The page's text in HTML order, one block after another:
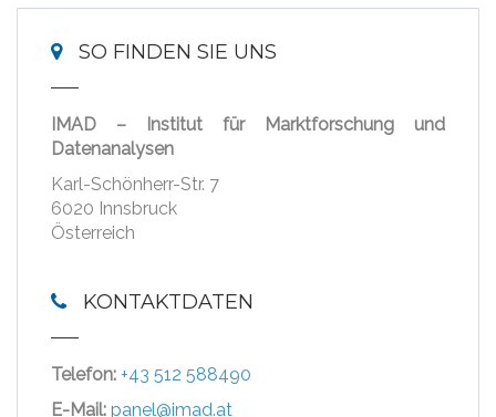
SO FINDEN SIE UNS
IMAD – Institut für Marktforschung und
Datenanalysen
Karl-Schönherr-Str. 7
6020 Innsbruck
Österreich
KONTAKTDATEN
Telefon: +43 512 588490
E-Mail: panel@imad.at